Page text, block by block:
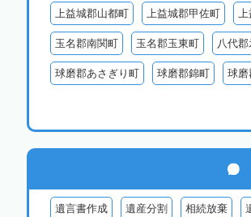
上益城郡山都町 上益城郡甲佐町 上
玉名郡南関町 玉名郡玉東町 八代
球磨郡あさぎり町 球磨郡錦町 球磨
阿蘇郡南小国町 阿蘇郡産山村
遺言書作成 遺産分割 相続放棄